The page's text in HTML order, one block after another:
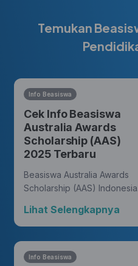
Temukan
Info Beasiswa
Cek Info Beasiswa
Australia Awards
Scholarship (AAS)
2025 Terbaru
Beasiswa Australia Awards
Scholarship (AAS) Indonesia
warga negara Indonesia
meraih gelar master atau
doktor dari universitas di
Australia dan membukakan
Lihat Selengkapnya
Info Beasiswa